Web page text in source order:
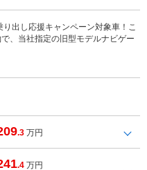
り出し応援キャンペーン対象車！こ
、当社指定の旧型モデルナビゲー
.3 万円
.4 万円